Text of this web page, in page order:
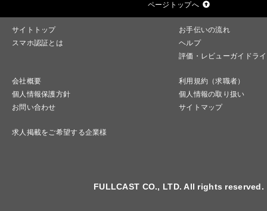
ページトップへ
サイトトップ
お手伝いの流れ
スマホ認証とは
ヘルプ
評価・レビューガイドラ
会社概要
利用規約（求職者）
個人情報保護方針
個人情報の取り扱い
お問い合わせ
サイトマップ
求人掲載をご希望する企業様
FULLCAST CO., LTD. All rights reserved.